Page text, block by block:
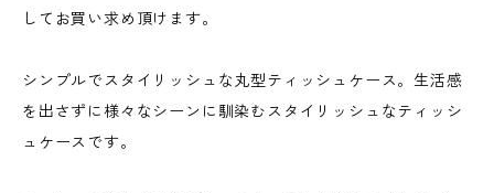
してお買い求め頂けます。
シンプルでスタイリッシュな丸型ティッシュケース。生活感
を出さずに様々なシーンに馴染むスタイリッシュなティッシ
ュケースです。